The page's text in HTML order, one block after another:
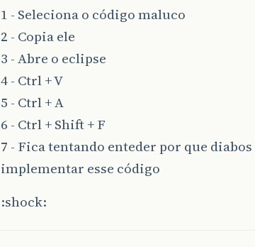
1 - Seleciona o código maluco
2 - Copia ele
3 - Abre o eclipse
4 - Ctrl + V
5 - Ctrl + A
6 - Ctrl + Shift + F
7 - Fica tentando enteder por que
implementar esse código
:shock: